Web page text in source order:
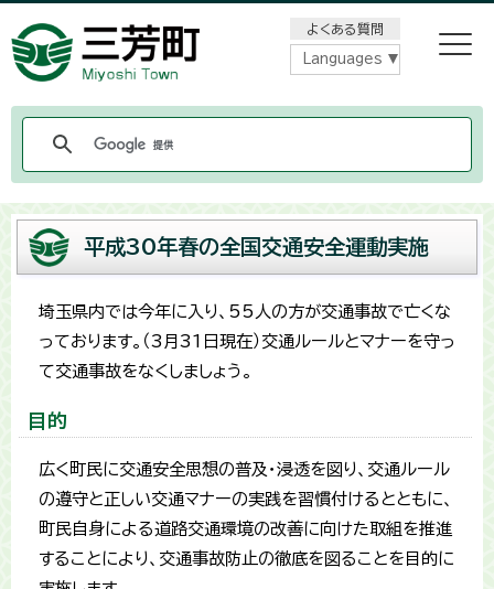
よくある質問
Languages
平成30年春の全国交通安全運動実施
埼玉県内では今年に入り、55人の方が交通事故で亡くな
っております。（3月31日現在）交通ルールとマナーを守っ
て交通事故をなくしましょう。
目的
広く町民に交通安全思想の普及・浸透を図り、交通ルール
の遵守と正しい交通マナーの実践を習慣付けるとともに、
町民自身による道路交通環境の改善に向けた取組を推進
することにより、交通事故防止の徹底を図ることを目的に